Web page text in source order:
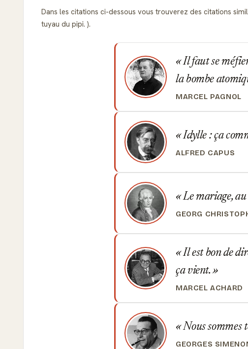
Dans les citations ci-dessous vous trouverez des citations
tuyau du pipi. ).
Il faut se
la bombe
MARCEL PAGNOL
Idylle : ça
ALFRED CAPUS
Le mariage,
GEORG
Il est bon de
ça vient.
MARCEL ACHARD
Nous sommes
GEORGES